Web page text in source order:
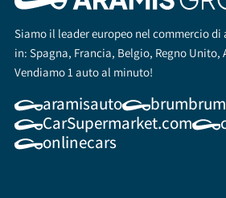
Siamo il leader europeo nel commercio di
in: Spagna, Francia, Belgio, Regno Unito,
Vendiamo 1 auto al minuto!
aramisauto brumbrum
CarSupermarket.com
onlinecars